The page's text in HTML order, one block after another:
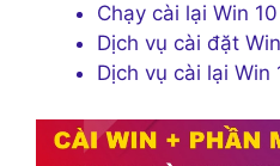
Chạy cài lại Win
Dịch vụ cài đặt
Dịch vụ cài lại Win